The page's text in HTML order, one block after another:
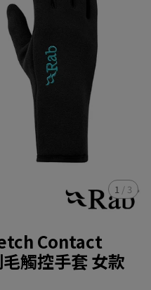
1 / 3
Contact
觸控手套 女款